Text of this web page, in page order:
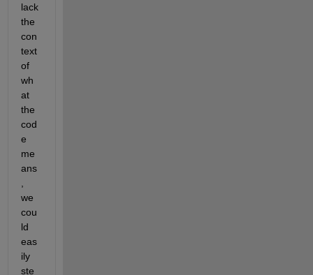
lack
the
con
text
of
wh
at
the
cod
e
me
ans
we
cou
ld
eas
ily
ste